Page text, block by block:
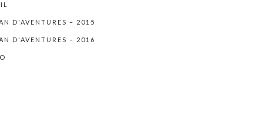
D'AVENTURES – 2015
D'AVENTURES – 2016